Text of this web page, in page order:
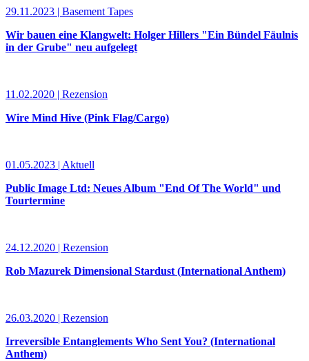
29.11.2023 | Basement Tapes
Wir bauen eine Klangwelt: Holger Hillers "Ein Bündel Fäulnis
in der Grube" neu aufgelegt
11.02.2020 | Rezension
Wire Mind Hive (Pink Flag/Cargo)
01.05.2023 | Aktuell
Public Image Ltd: Neues Album "End Of The World" und
Tourtermine
24.12.2020 | Rezension
Rob Mazurek Dimensional Stardust (International Anthem)
26.03.2020 | Rezension
Irreversible Entanglements Who Sent You? (International
Anthem)